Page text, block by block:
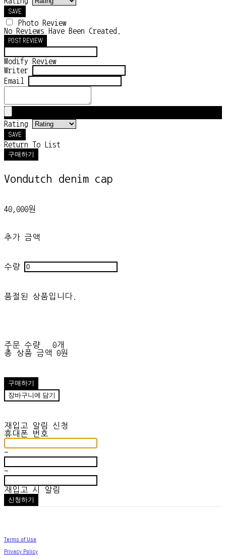
SAVE
Photo Review
No Reviews Have Been Created.
POST REVIEW
Modify Review
Writer
Email
Rating
SAVE
Return To List
구매하기
Vondutch denim cap
40,000원
추가 금액
수량
품절된 상품입니다.
주문 수량
0개
총 상품 금액
0원
구매하기
장바구니에 담기
재입고 알림 신청
휴대폰 번호
-
-
재입고 시 알림
신청하기
Terms of Use
Privacy Policy